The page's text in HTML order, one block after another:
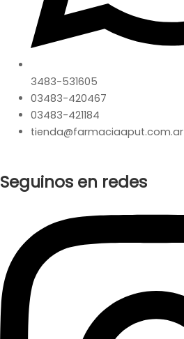
3483-531605
03483-420467
03483-421184
tienda@farmaciaaput.com.ar
Seguinos en redes